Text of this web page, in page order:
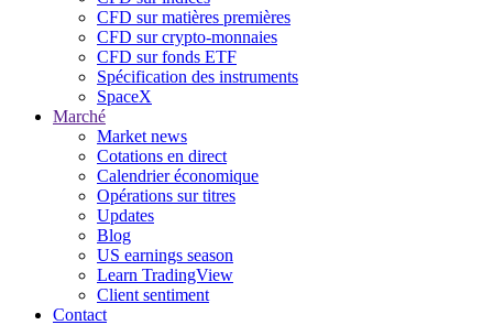
CFD sur matières premières
CFD sur crypto-monnaies
CFD sur fonds ETF
Spécification des instruments
SpaceX
Marché
Market news
Cotations en direct
Calendrier économique
Opérations sur titres
Updates
Blog
US earnings season
Learn TradingView
Client sentiment
Contact